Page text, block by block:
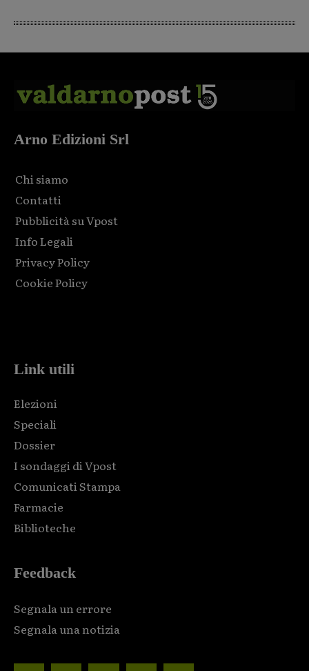
Arno Edizioni Srl
Chi siamo
Contatti
Pubblicità su Vpost
Info Legali
Privacy Policy
Cookie Policy
Link utili
Elezioni
Speciali
Dossier
I sondaggi di Vpost
Comunicati Stampa
Farmacie
Biblioteche
Feedback
Segnala un errore
Segnala una notizia